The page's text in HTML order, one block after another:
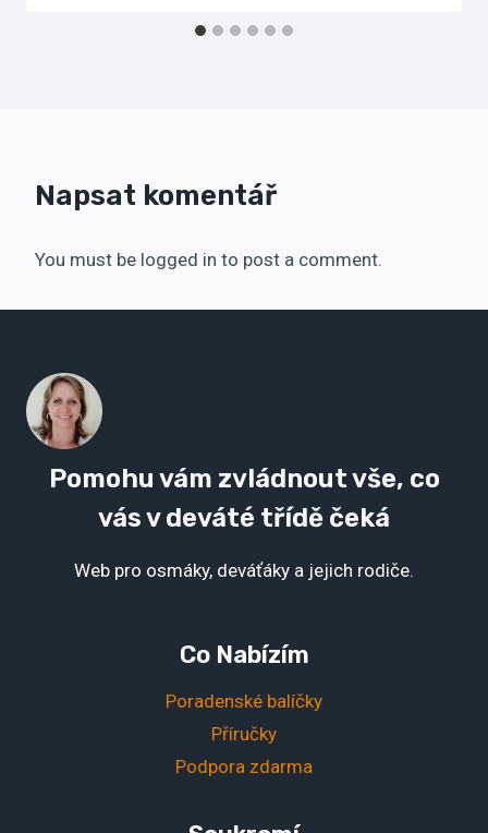
Napsat komentář
You must be logged in to post a comment.
Pomohu vám zvládnout vše, co
vás v deváté třídě čeká
Web pro osmáky, deváťáky a jejich rodiče.
Co Nabízím
Poradenské balíčky
Příručky
Podpora zdarma